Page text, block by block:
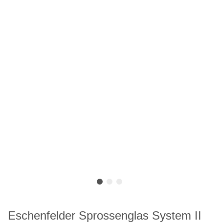
Eschenfelder Sprossenglas System II